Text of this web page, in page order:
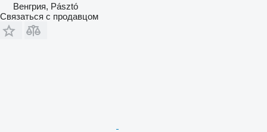
Венгрия, Pásztó
Связаться с продавцом